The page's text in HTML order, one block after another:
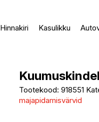
Hinnakiri Kasulikku
Tootekood: 918551
majapidamisvärvid